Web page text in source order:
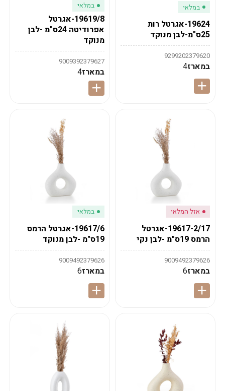
במלאי
19624-אגרטל רות
25ס"מ-לבן מנוקד
9299202379620
במארז4
במלאי
19619/8-אגרטל
אפרודיטה 24ס"מ -לבן
מנוקד
9009392379627
במארז4
אזל המלאי
19617-2/17-אגרטל
הרמס 19ס"מ -לבן נקי
9009492379626
במארז6
במלאי
19617/6-אגרטל הרמס
19ס"מ -לבן מנוקד
9009492379626
במארז6